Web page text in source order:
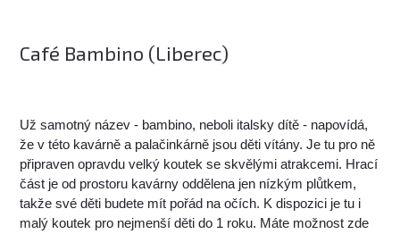
Café Bambino (Liberec)
Už samotný název - bambino, neboli italsky dítě - napovídá,
že v této kavárně a palačinkárně jsou děti vítány. Je tu pro ně
připraven opravdu velký koutek se skvělými atrakcemi. Hrací
část je od prostoru kavárny oddělena jen nízkým plůtkem,
takže své děti budete mít pořád na očích. K dispozici je tu i
malý koutek pro nejmenší děti do 1 roku. Máte možnost zde